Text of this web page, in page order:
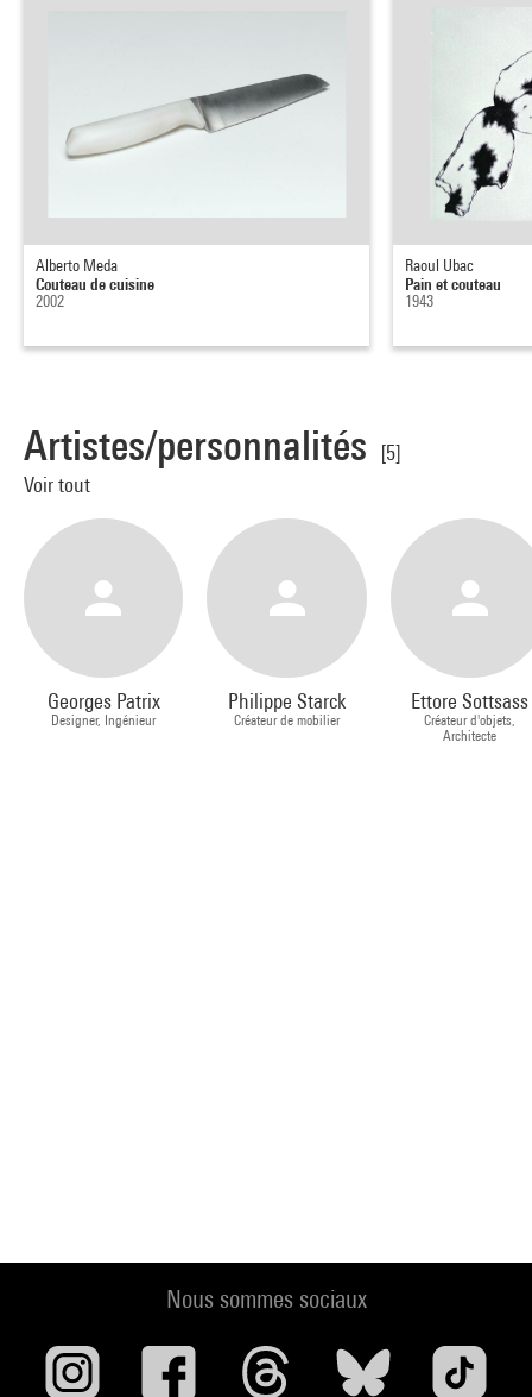
Alberto Meda
Couteau de cuisine
2002
Raoul Ubac
Pain et couteau
1943
Artistes/personnalités
[5]
Voir tout
Georges Patrix
Designer, Ingénieur
Philippe Starck
Créateur de mobilier
Ettore Sottsass
Créateur d'objets,
Architecte
Nous sommes sociaux